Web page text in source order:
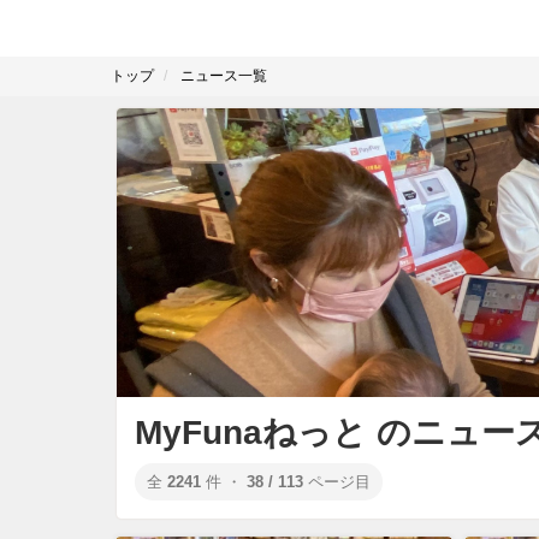
トップ ニュース一覧
MyFunaねっと のニュー
全 2241 件 ・ 38 / 113 ページ目